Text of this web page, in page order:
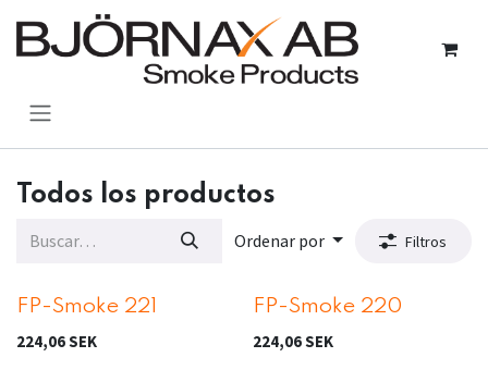
Ir al contenido
Todos los productos
Ordenar por Filtros
FP-Smoke 221
224,06SEK
FP-Smoke 220
224,06SEK